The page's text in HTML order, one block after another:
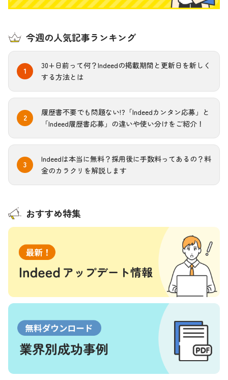
今週の人気記事ランキング
30+日前って何？Indeedの掲載期間と更新日を新しく
する方法とは
履歴書不要でも問題ない!?「Indeedカンタン応募」と
「Indeed履歴書応募」の違いや使い分けをご紹介！
Indeedは本当に無料？採用後に手数料ってあるの？料
金のカラクリを解説します
おすすめ特集